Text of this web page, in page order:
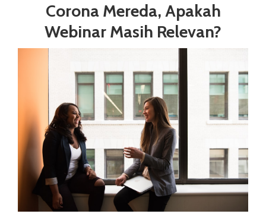
Corona Mereda, Apakah
Webinar Masih Relevan?